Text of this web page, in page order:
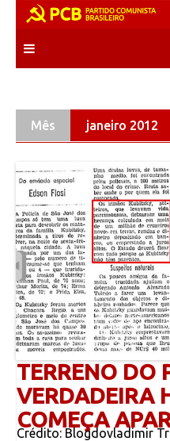
content
Mês janeiro 2012
TERRENO DO
VERDADEIRA
COMEÇA
Crédito: Blogdovladimir